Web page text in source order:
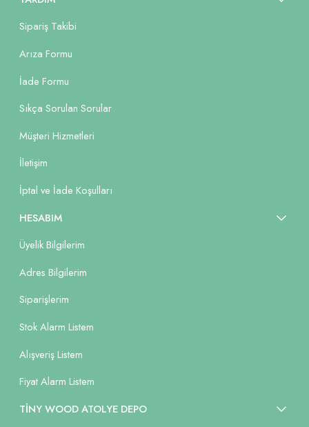
Sipariş Takibi
Arıza Formu
İade Formu
Sıkça Sorulan Sorular
Müşteri Hizmetleri
İletişim
İptal ve İade Koşulları
HESABIM
Üyelik Bilgilerim
Adres Bilgilerim
Siparişlerim
Stok Alarm Listem
Alışveriş Listem
Fiyat Alarm Listem
TİNY WOOD ATOLYE DEPO